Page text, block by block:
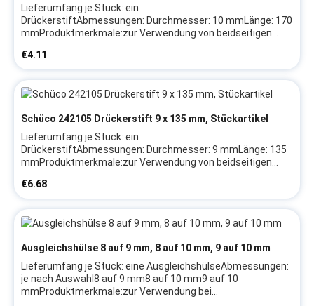
Lieferumfang je Stück: ein
DrückerstiftAbmessungen: Durchmesser: 10 mmLänge: 170
mmProduktmerkmale:zur Verwendung von beidseitigen
AusführungHerstellerangaben:Firma:
SchücoHerstellerartikel: 227874Hinweis: Wir empfehlen, das
Austauschen von Beschlagteilen sowie das Justieren des
Fensters/der Tür durch eine Fachkraft vornehmen zu lassen
Regular price:
€4.11
Schüco 242105 Drückerstift 9 x 135 mm, Stückartikel
Lieferumfang je Stück: ein
DrückerstiftAbmessungen: Durchmesser: 9 mmLänge: 135
mmProduktmerkmale:zur Verwendung von beidseitigen
AusführungHerstellerangaben:Firma:
SchücoHerstellerartikel: 242105Hinweis: Wir empfehlen, das
Austauschen von Beschlagteilen sowie das Justieren des
Fensters/der Tür durch eine Fachkraft vornehmen zu lassen
Regular price:
€6.68
Ausgleichshülse 8 auf 9 mm, 8 auf 10 mm, 9 auf 10 mm
Lieferumfang je Stück: eine AusgleichshülseAbmessungen:
je nach Auswahl8 auf 9 mm8 auf 10 mm9 auf 10
mmProduktmerkmale:zur Verwendung bei